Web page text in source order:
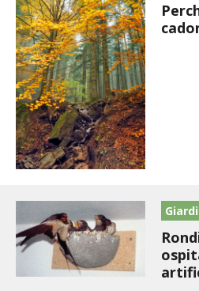
CONSERVE DELL’ORTO
FACEM
STIHL
BLUMEN
PELLENC
MEDICINA DEI